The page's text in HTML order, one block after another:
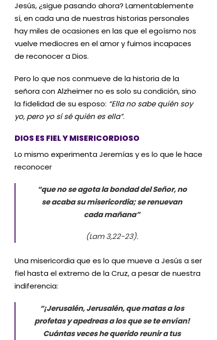
Jesús, ¿sigue pasando ahora? Lamentablemente
sí, en cada una de nuestras historias personales
hay miles de ocasiones en las que el egoísmo nos
vuelve mediocres en el amor y fuimos incapaces
de reconocer a Dios.
Pero lo que nos conmueve de la historia de la
señora con Alzheimer no es solo su condición, sino
la fidelidad de su esposo: “Ella no sabe quién soy
yo, pero yo sí sé quién es ella”.
DIOS ES FIEL Y MISERICORDIOSO
Lo mismo experimenta Jeremías y es lo que le hace
reconocer
“que no se agota la bondad del Señor, no
se acaba su misericordia; se renuevan
cada mañana”
(Lam 3,22-23).
Una misericordia que es lo que mueve a Jesús a ser
fiel hasta el extremo de la Cruz, a pesar de nuestra
indiferencia:
“¡Jerusalén, Jerusalén, que matas a los
profetas y apedreas a los que se te envían!
Cuántas veces he querido reunir a tus